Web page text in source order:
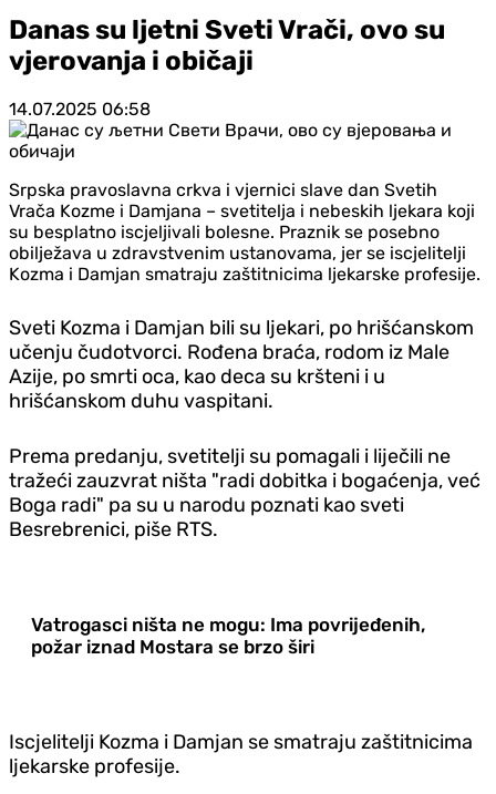
Danas su ljetni Sveti Vrači, ovo su
vjerovanja i običaji
14.07.2025 06:58
Srpska pravoslavna crkva i vjernici slave dan Svetih
Vrača Kozme i Damjana – svetitelja i nebeskih ljekara koji
su besplatno iscjeljivali bolesne. Praznik se posebno
obilježava u zdravstvenim ustanovama, jer se iscjelitelji
Kozma i Damjan smatraju zaštitnicima ljekarske profesije.
Sveti Kozma i Damjan bili su ljekari, po hrišćanskom
učenju čudotvorci. Rođena braća, rodom iz Male
Azije, po smrti oca, kao deca su kršteni i u
hrišćanskom duhu vaspitani.
Prema predanju, svetitelji su pomagali i liječili ne
tražeći zauzvrat ništa "radi dobitka i bogaćenja, već
Boga radi" pa su u narodu poznati kao sveti
Besrebrenici, piše RTS.
Vatrogasci ništa ne mogu: Ima povrijeđenih,
požar iznad Mostara se brzo širi
Iscjelitelji Kozma i Damjan se smatraju zaštitnicima
ljekarske profesije.